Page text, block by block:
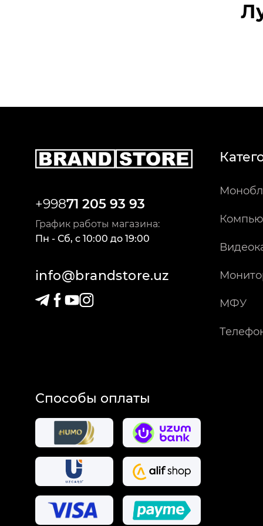
+99871 205 93 93
График работы магазина:
Пн - Сб, c 10:00 до 19:00
info@brandstore.uz
МФУ
Способы оплаты